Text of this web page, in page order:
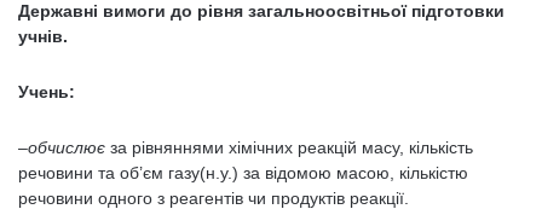
Державні вимоги до рівня загальноосвітньої підготовки
учнів.
Учень:
–обчислює за рівняннями хімічних реакцій масу, кількість
речовини та об’єм газу(н.у.) за відомою масою, кількістю
речовини одного з реагентів чи продуктів реакції.